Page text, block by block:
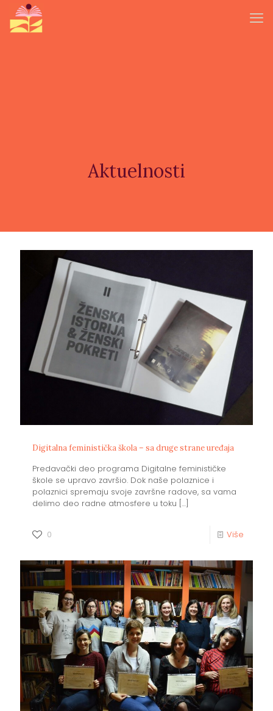
Aktuelnosti
Digitalna feministička škola – sa druge strane uređaja
Predavački deo programa Digitalne feminističke
škole se upravo završio. Dok naše polaznice i
polaznici spremaju svoje završne radove, sa vama
delimo deo radne atmosfere u toku […]
0 Više